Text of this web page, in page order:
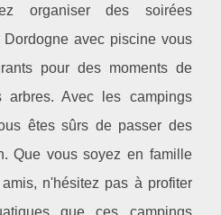
organiser des soirées
avec piscine vous
pour des moments de
Avec les campings
êtes sûrs de passer des
Que vous soyez en famille
n'hésitez pas à profiter
que ces campings